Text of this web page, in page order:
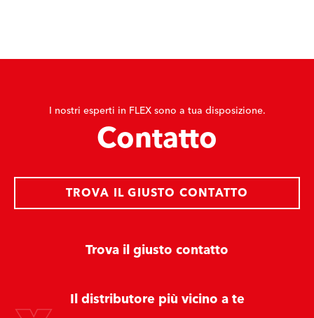
I nostri esperti in FLEX sono a tua disposizione.
Contatto
Trova il giusto contatto
TROVA IL GIUSTO CONTATTO
Il distributore più vicino a te